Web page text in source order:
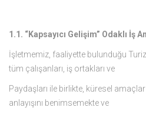
1.1. “Kapsayıcı Gelişim” Odaklı İş
İşletmemiz, faaliyette bulunduğu
tüm çalışanları, iş ortakları ve
Paydaşları ile birlikte, küresel
anlayışını benimsemekte ve